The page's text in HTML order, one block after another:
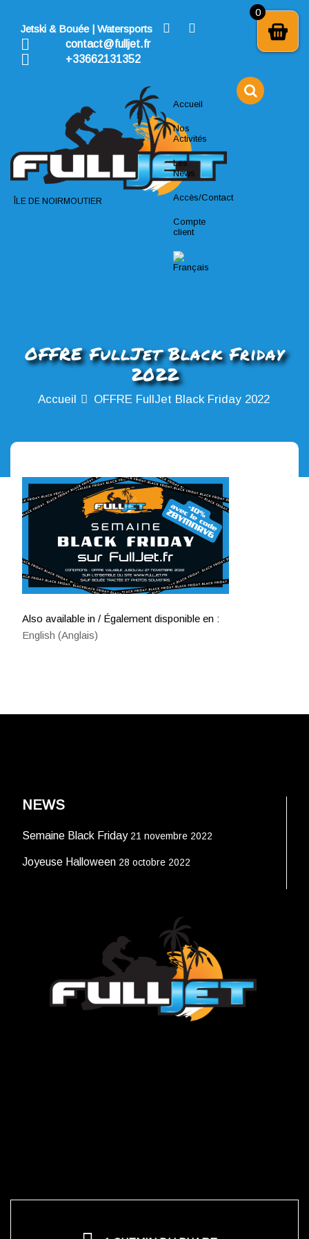
contentJetski & Bouée | Watersports
contact@fulljet.fr
+33662131352
ÎLE DE NOIRMOUTIER
Accueil
Nos
Activités
Les
News
Accès/Contact
Compte
client
OFFRE FullJet Black Friday
2022
Accueil OFFRE FullJet Black Friday 2022
Also available in / Également disponible en :
English (Anglais)
NEWS
Semaine Black Friday 21 novembre 2022
Joyeuse Halloween 28 octobre 2022
0